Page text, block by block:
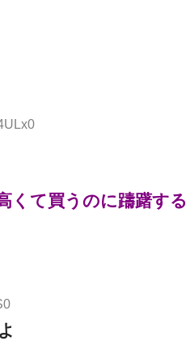
くて買うのに躊躇する